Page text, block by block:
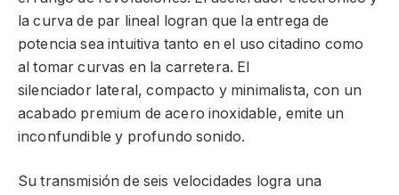
la curva de par lineal logran que la entrega de
potencia sea intuitiva tanto en el uso citadino como
al tomar curvas en la carretera. El
silenciador lateral, compacto y minimalista, con un
acabado premium de acero inoxidable, emite un
inconfundible y profundo sonido.
Su transmisión de seis velocidades logra una